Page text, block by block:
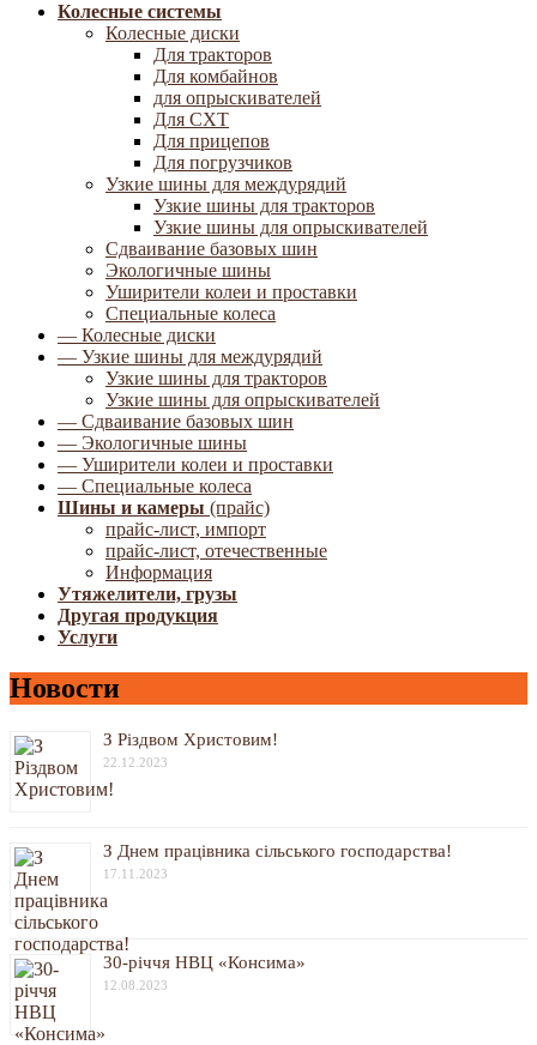
Колесные системы
Колесные диски
Для тракторов
Для комбайнов
для опрыскивателей
Для СХТ
Для прицепов
Для погрузчиков
Узкие шины для междурядий
Узкие шины для тракторов
Узкие шины для опрыскивателей
Сдваивание базовых шин
Экологичные шины
Уширители колеи и проставки
Специальные колеса
— Колесные диски
— Узкие шины для междурядий
Узкие шины для тракторов
Узкие шины для опрыскивателей
— Сдваивание базовых шин
— Экологичные шины
— Уширители колеи и проставки
— Специальные колеса
Шины и камеры (прайс)
прайс-лист, импорт
прайс-лист, отечественные
Информация
Утяжелители, грузы
Другая продукция
Услуги
Новости
З Різдвом Христовим!
22.12.2023
З Днем працівника сільського господарства!
17.11.2023
30-річчя НВЦ «Консима»
12.08.2023